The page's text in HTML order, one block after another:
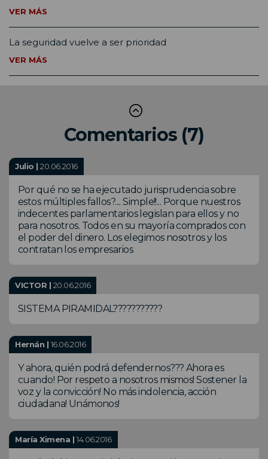
VER MÁS
La seguridad vuelve a ser prioridad
VER MÁS
Comentarios (7)
Julio |20.06.2016
Por qué no se ha ejecutado jurisprudencia sobre
estos múltiples fallos?.... Simple!!... Porque nuestros
indecentes parlamentarios legislan para ellos y no
para nosotros. Todos en su mayoría comprados con
el poder del dinero. Los elegimos nosotros y los
contratan los empresarios
VICTOR | 20.06.2016
SISTEMA PIRAMIDAL???????????
Hernán | 16.06.2016
Y ahora, quién podrá defendernos??? Ahora es
cuando! Por respeto a nosotros mismos! Sostener la
voz y la convicción! No más indolencia, acción
ciudadana! Unámonos!
María Ximena |14.06.2016